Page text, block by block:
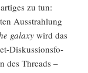
zu tun:
Aus­strah­lung
gala­xywird das
Dis­kus­si­ons­fo­
des Threads –